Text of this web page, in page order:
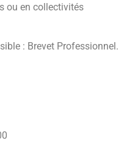
ou en collectivités
: Brevet Professionnel.